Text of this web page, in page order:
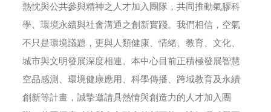
熱忱與公共參與精神之人才加入團隊，共同推動氣膠科
學、環境永續與社會溝通之創新實踐。我們相信，空氣
不只是環境議題，更與人類健康、情緒、教育、文化、
城市與文明發展深度相連。本中心目前正積極發展智慧
空品感測、環境健康應用、科學傳播、跨域教育及永續
創新等計畫，誠摯邀請具熱情與創造力的人才加入團